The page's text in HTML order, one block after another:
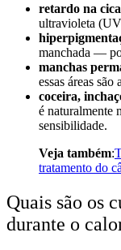
retardo na
ultravioleta
manchada —
manchas
essas áreas
coceira,
é naturalmente
sensibilidade.
Veja também:
tratamento do
Quais são os
durante o